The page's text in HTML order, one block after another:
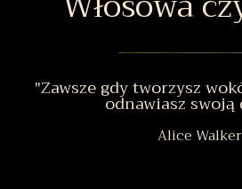
"Zawsze gdy tworzysz
odnawiasz swoją
Alice Walker